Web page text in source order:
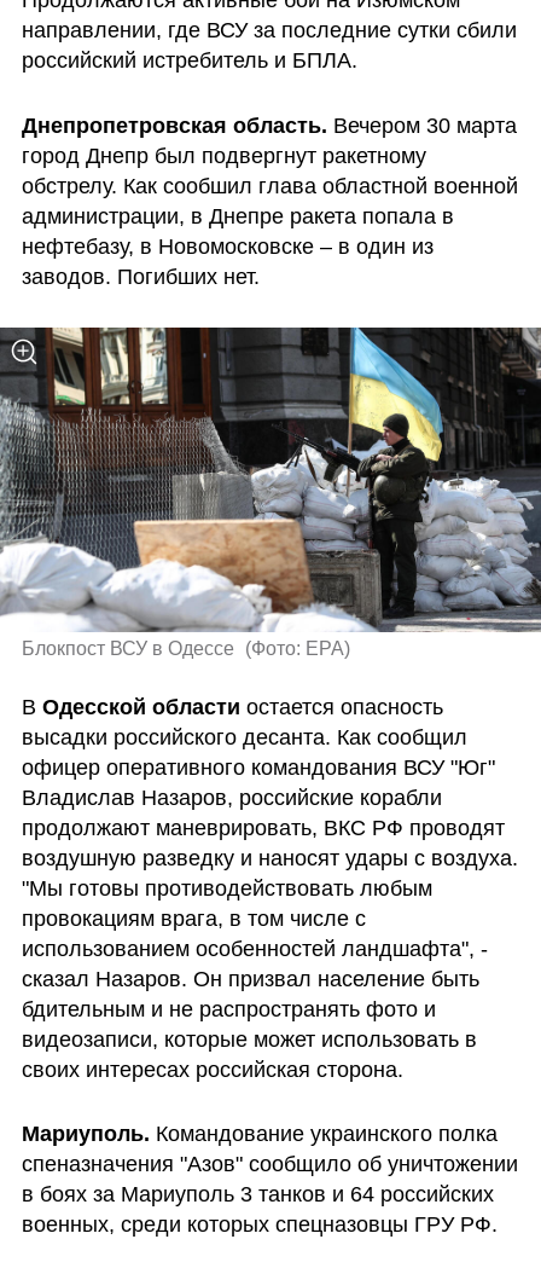
направлении, где ВСУ за последние сутки сбили
российский истребитель и БПЛА.
Днепропетровская область. Вечером 30 марта
город Днепр был подвергнут ракетному
обстрелу. Как сообшил глава областной военной
администрации, в Днепре ракета попала в
нефтебазу, в Новомосковске – в один из
заводов. Погибших нет.
Блокпост ВСУ в Одессе (Фото: EPA)
В Одесской области остается опасность
высадки российского десанта. Как сообщил
офицер оперативного командования ВСУ "Юг"
Владислав Назаров, российские корабли
продолжают маневрировать, ВКС РФ проводят
воздушную разведку и наносят удары с воздуха.
"Мы готовы противодействовать любым
провокациям врага, в том числе с
использованием особенностей ландшафта", -
сказал Назаров. Он призвал население быть
бдительным и не распространять фото и
видеозаписи, которые может использовать в
своих интересах российская сторона.
Мариуполь. Командование украинского полка
спеназначения "Азов" сообщило об уничтожении
в боях за Мариуполь 3 танков и 64 российских
военных, среди которых спецназовцы ГРУ РФ.